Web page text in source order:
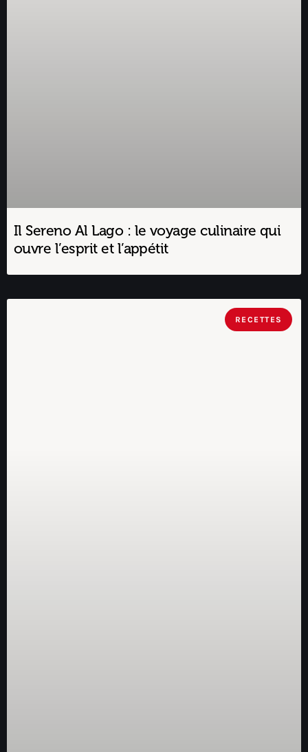
Il Sereno Al Lago : le voyage culinaire qui
ouvre l’esprit et l’appétit
RECETTES